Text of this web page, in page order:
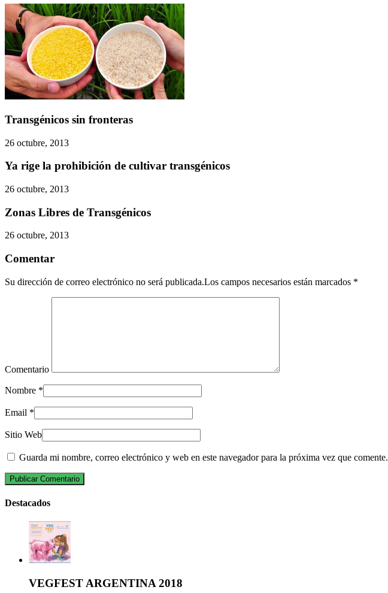
Transgénicos sin fronteras
26 octubre, 2013
Ya rige la prohibición de cultivar transgénicos
26 octubre, 2013
Zonas Libres de Transgénicos
26 octubre, 2013
Comentar
Su dirección de correo electrónico no será publicada.Los campos necesarios están marcados *
Comentario
Nombre *
Email *
Sitio Web
Guarda mi nombre, correo electrónico y web en este navegador para la próxima vez que comente.
Destacados
VEGFEST ARGENTINA 2018